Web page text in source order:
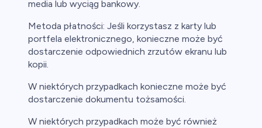
media lub wyciąg bankowy.
Metoda płatności: Jeśli korzystasz z karty lub
portfela elektronicznego, konieczne może być
dostarczenie odpowiednich zrzutów ekranu lub
kopii.
W niektórych przypadkach konieczne może być
dostarczenie dokumentu tożsamości.
W niektórych przypadkach może być również